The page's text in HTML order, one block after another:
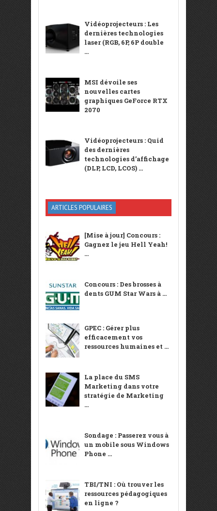
Vidéoprojecteurs : Les
dernières technologies
laser (RGB, 6P, 6P double
...
MSI dévoile ses
nouvelles cartes
graphiques GeForce RTX
2070
Vidéoprojecteurs : Quid
des dernières
technologies d’affichage
(DLP, LCD, LCOS) ...
ARTICLES POPULAIRES
[Mise à jour] Concours :
Gagnez le jeu Hell Yeah!
...
Concours : Des brosses à
dents GUM Star Wars à ...
GPEC : Gérer plus
efficacement vos
ressources humaines et ...
La place du SMS
Marketing dans votre
stratégie de Marketing
...
Sondage : Passerez vous à
un mobile sous Windows
Phone ...
TBI/TNI : Où trouver les
ressources pédagogiques
en ligne ?